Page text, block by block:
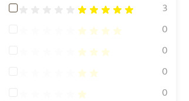
Hodnocení 100%
3
Hodnocení 80%
0
Hodnocení 60%
0
Hodnocení 40%
0
Hodnocení 20%
0